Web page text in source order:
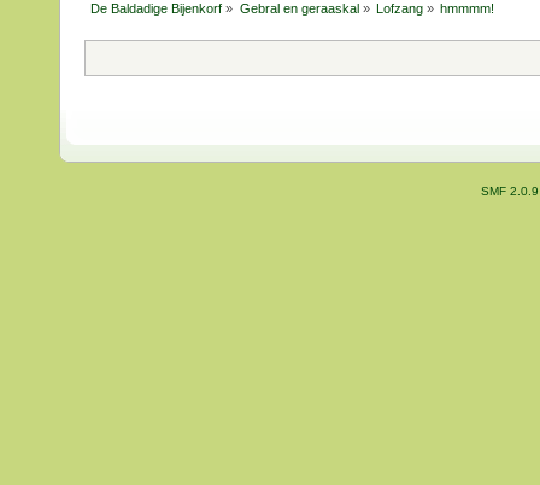
De Baldadige Bijenkorf » Gebral en geraaskal » Lofzang» hmmmm!
SMF 2.0.9